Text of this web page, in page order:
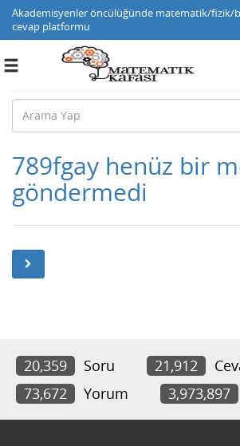
Akademisyenler öncülüğünde matematik/fizik/
cevap platformu
Toggle
789fgay henüz bir
göndermedi
20,359 Soru 21,912
73,672
Yorum 3,973,897